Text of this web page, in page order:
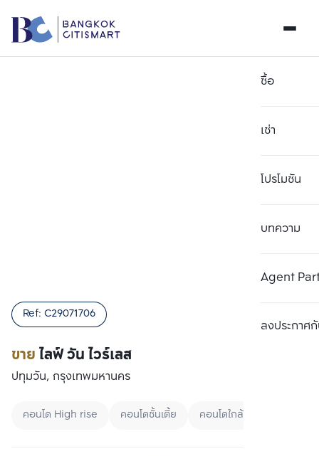
ซื้อ
เช่า
โปรโมชัน
บทความ
Agent
ลงประกาศกั
ขายไลฟ์ วัน ไวร์เลส
Ref: C29071706
ปทุมวัน, กรุงเทพมหานคร
คอนโด High rise คอนโดชั้นเตี้ย คอนโดใกล้สวน
เปรียบเทียบ